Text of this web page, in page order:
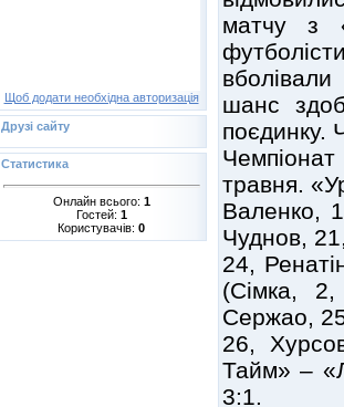
Щоб додати необхідна авторизація
Друзі сайту
Статистика
Онлайн всього: 1
Гостей: 1
Користувачів: 0
матчу з
шанс
поєдинку.
травня.
Валенко,
Чуднов,
24,
(Сімка,
Сержао,
26,
Тайм» –
3:1.